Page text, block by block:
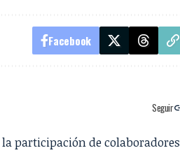
Facebook
Seguir
participación de colaboradores